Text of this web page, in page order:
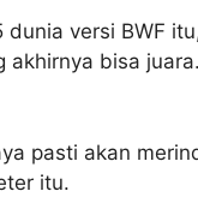
versi BWF
akhirnya bisa
pasti akan
itu.